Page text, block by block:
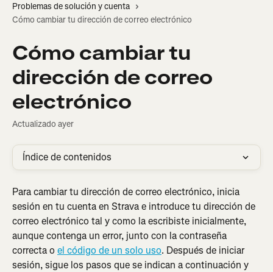
Problemas de solución y cuenta
Cómo cambiar tu dirección de correo electrónico
Cómo cambiar tu
dirección de correo
electrónico
Actualizado ayer
Índice de contenidos
Para cambiar tu dirección de correo electrónico, inicia
sesión en tu cuenta en Strava e introduce tu dirección de
correo electrónico tal y como la escribiste inicialmente,
aunque contenga un error, junto con la contraseña
correcta o el código de un solo uso. Después de iniciar
sesión, sigue los pasos que se indican a continuación y